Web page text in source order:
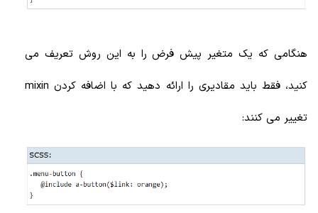
هنگامی که یک متغیر پیش فرض را به این روش تعریف می
کنید، فقط باید مقادیری را ارائه دهید که با اضافه کردن mixin
تغییر می کنند: